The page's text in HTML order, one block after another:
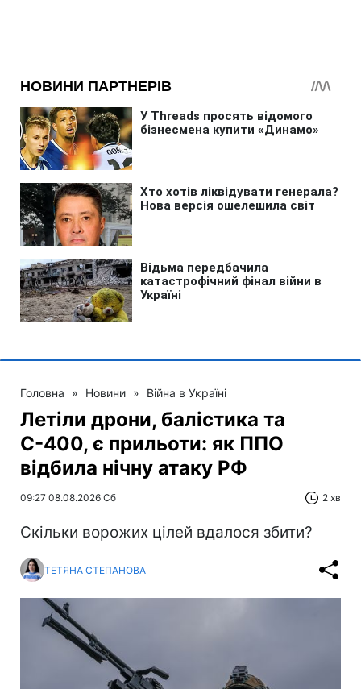
Головна » Новини » Війна в Україні
Летіли дрони, балістика та
С-400, є прильоти: як ППО
відбила нічну атаку РФ
09:27 08.08.2026 Сб 2 хв
Скільки ворожих цілей вдалося збити?
ТЕТЯНА СТЕПАНОВА